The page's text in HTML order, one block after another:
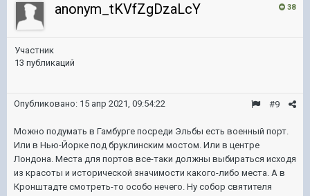
38
anonym_tKVfZgDzaLcY
Участник
13 публикаций
#9
Опубликовано: 15 апр 2021, 09:54:22
Можно подумать в Гамбурге посреди Эльбы есть военный порт.
Или в Нью-Йорке под бруклинским мостом. Или в центре
Лондона. Места для портов все-таки должны выбираться исходя
из красоты и исторической значимости какого-либо места. А в
Кронштадте смотреть-то особо нечего. Ну собор святителя